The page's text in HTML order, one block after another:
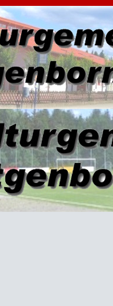
Informationen: